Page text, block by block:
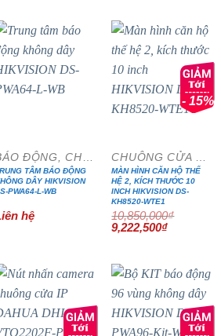
TÂM BÁO ĐỘNG
DÂY HIKVISION
PWA64-L-WB
hệ
- 15%
MÀN HÌNH CĂN HỘ THẾ
HỆ 2, KÍCH THƯỚC 10
INCH HIKVISION DS-
KH8520-WTE1
10,850,000₫
Giá
gốc
9,222,500₫Giá